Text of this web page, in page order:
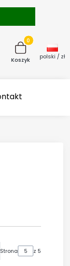
Produkty w
Koszyk polski / zł
Strona z 5